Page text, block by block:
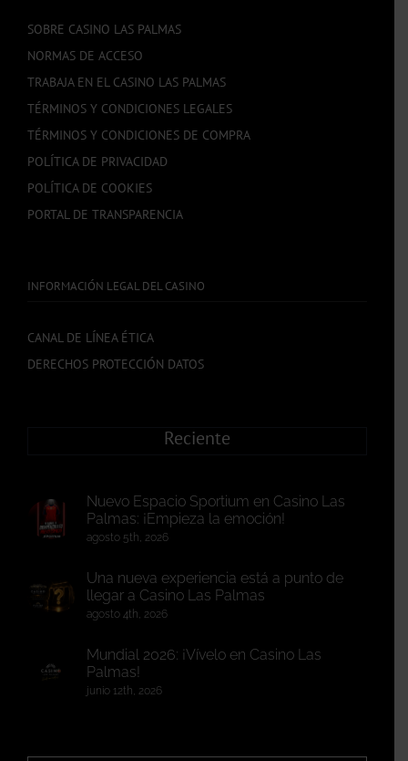
SOBRE CASINO LAS PALMAS
NORMAS DE ACCESO
TRABAJA EN EL CASINO LAS PALMAS
TÉRMINOS Y CONDICIONES LEGALES
TÉRMINOS Y CONDICIONES DE COMPRA
POLÍTICA DE PRIVACIDAD
POLÍTICA DE COOKIES
PORTAL DE TRANSPARENCIA
INFORMACIÓN LEGAL DEL CASINO
CANAL DE LÍNEA ÉTICA
DERECHOS PROTECCIÓN DATOS
Reciente
Nuevo Espacio Sportium en Casino Las
Palmas: ¡Empieza la emoción!
agosto 5th, 2026
Una nueva experiencia está a punto de
llegar a Casino Las Palmas
agosto 4th, 2026
Mundial 2026: ¡Vívelo en Casino Las
Palmas!
junio 12th, 2026